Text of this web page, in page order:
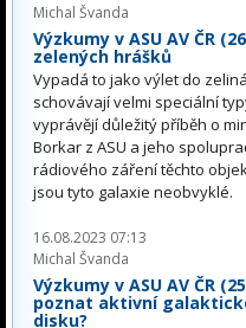
Michal Švanda
Výzkumy v ASU AV ČR
zelených hrášků
Vypadá to jako výlet do
schovávají velmi speciální
vyprávějí důležitý příběh o
Borkar z ASU a jeho
rádiového záření těchto
jsou tyto galaxie neobvyklé.
16.08.2023 07:13
Michal Švanda
Výzkumy v ASU AV ČR
poznat aktivní
disku?